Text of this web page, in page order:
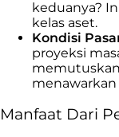
keduanya?
kelas aset.
Kondisi
proyeksi
Manfaat Dari